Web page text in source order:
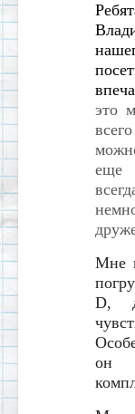
это
еще
Мне
D,
он